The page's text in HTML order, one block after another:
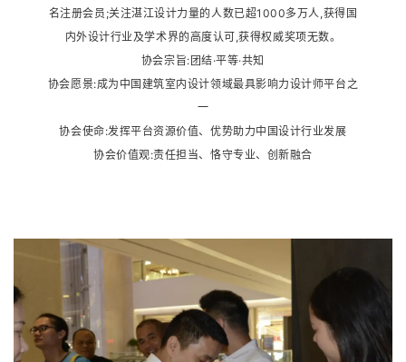
名注册会员;关注湛江设计力量的人数已超1000多万人,获得国
内外设计行业及学术界的高度认可,获得权威奖项无数。
协会宗旨:团结·平等·共知
协会愿景:成为中国建筑室内设计领域最具影响力设计师平台之
一
协会使命:发挥平台资源价值、优势助力中国设计行业发展
协会价值观:责任担当、恪守专业、创新融合